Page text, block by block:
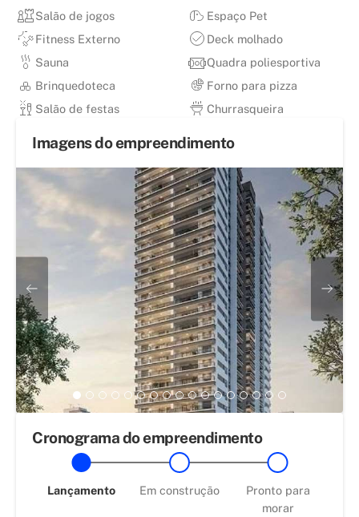
Salão de jogos
Espaço Pet
Fitness Externo
Deck molhado
Sauna
Quadra poliesportiva
Brinquedoteca
Forno para pizza
Salão de festas
Churrasqueira
Imagens do empreendimento
Cronograma do empreendimento
Lançamento Em construção
Pronto para
morar